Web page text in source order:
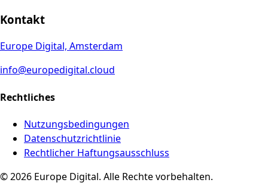
Kontakt
Europe Digital, Amsterdam
info@europedigital.cloud
Rechtliches
Nutzungsbedingungen
Datenschutzrichtlinie
Rechtlicher Haftungsausschluss
© 2026 Europe Digital. Alle Rechte vorbehalten.